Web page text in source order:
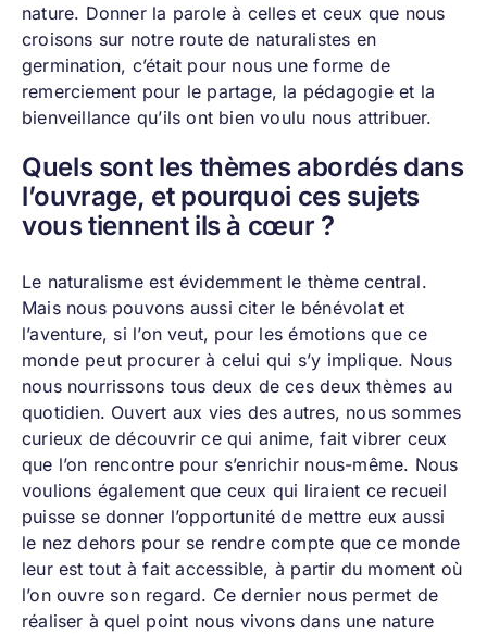
nature. Donner la parole à celles et ceux que nous
croisons sur notre route de naturalistes en
germination, c’était pour nous une forme de
remerciement pour le partage, la pédagogie et la
bienveillance qu’ils ont bien voulu nous attribuer.
Quels sont les thèmes abordés dans
l’ouvrage, et pourquoi ces sujets
vous tiennent ils à cœur ?
Le naturalisme est évidemment le thème central.
Mais nous pouvons aussi citer le bénévolat et
l’aventure, si l’on veut, pour les émotions que ce
monde peut procurer à celui qui s’y implique. Nous
nous nourrissons tous deux de ces deux thèmes au
quotidien. Ouvert aux vies des autres, nous sommes
curieux de découvrir ce qui anime, fait vibrer ceux
que l’on rencontre pour s’enrichir nous-même. Nous
voulions également que ceux qui liraient ce recueil
puisse se donner l’opportunité de mettre eux aussi
le nez dehors pour se rendre compte que ce monde
leur est tout à fait accessible, à partir du moment où
l’on ouvre son regard. Ce dernier nous permet de
réaliser à quel point nous vivons dans une nature